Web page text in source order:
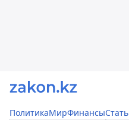
ПолитикаМирФинансы